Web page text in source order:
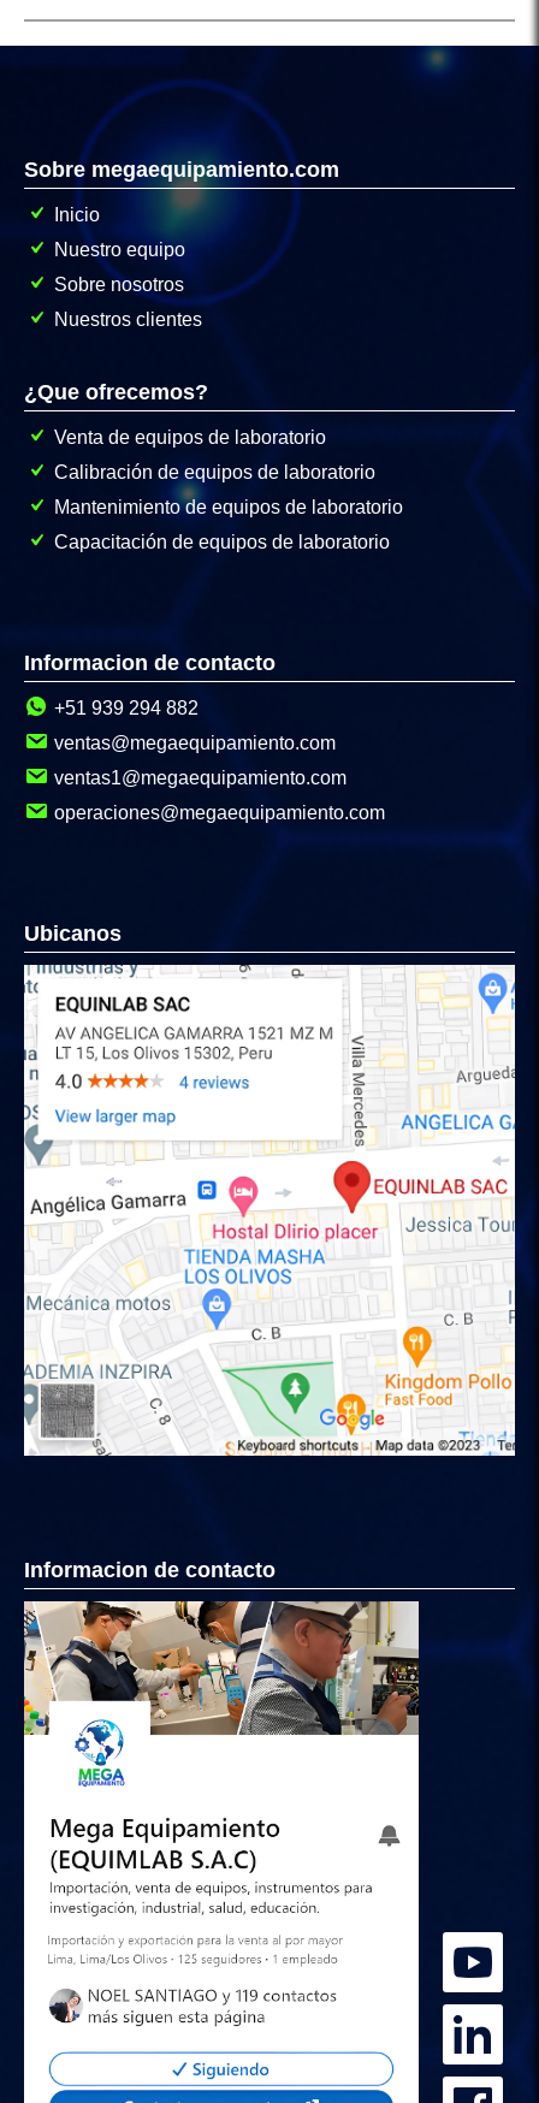
Sobre megaequipamiento.com
Inicio
Nuestro equipo
Sobre nosotros
Nuestros clientes
¿Que ofrecemos?
Venta de equipos de laboratorio
Calibración de equipos de laboratorio
Mantenimiento de equipos de laboratorio
Capacitación de equipos de laboratorio
Informacion de contacto
+51 939 294 882
ventas@megaequipamiento.com
ventas1@megaequipamiento.com
operaciones@megaequipamiento.com
Ubicanos
Informacion de contacto